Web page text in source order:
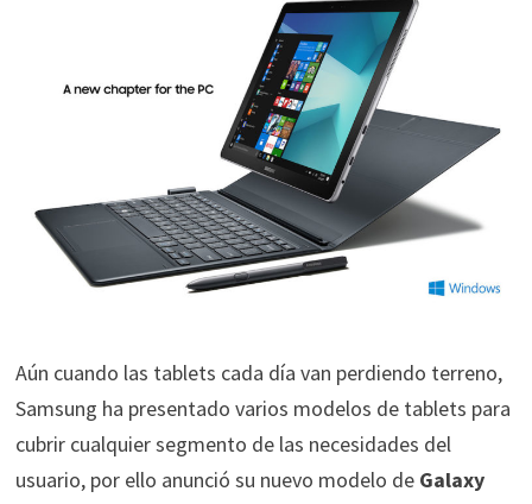
Aún cuando las tablets cada día van perdiendo terreno,
Samsung ha presentado varios modelos de tablets para
cubrir cualquier segmento de las necesidades del
usuario, por ello anunció su nuevo modelo de Galaxy